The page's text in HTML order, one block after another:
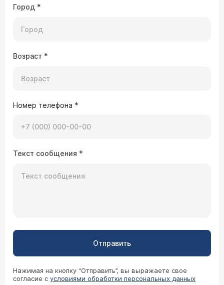
Город *
Возраст *
Номер телефона *
Текст сообщения *
Отправить
Нажимая на кнопку “Отправить”, вы выражаете свое
согласие с условиями обработки персональных данных